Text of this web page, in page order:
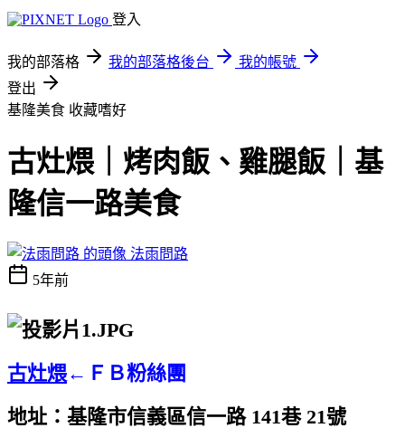
登入
我的部落格 我的部落格後台
我的帳號
登出
基隆美食 收藏嗜好
古灶煨｜烤肉飯、雞腿飯｜基
隆信一路美食
法雨問路
5年前
古灶煨←ＦＢ粉絲團
地址：基隆市信義區信一路 141巷 21號